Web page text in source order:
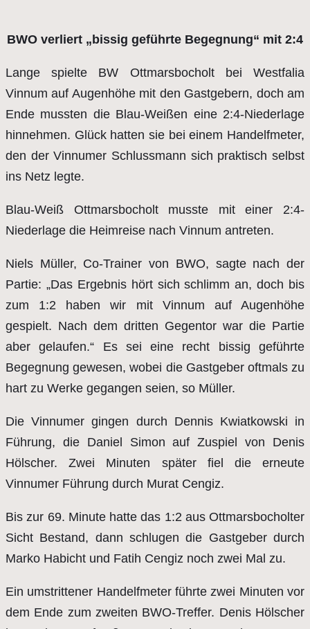
BWO verliert „bissig geführte Begegnung“ mit 2:4
Lange spielte BW Ottmarsbocholt bei Westfalia
Vinnum auf Augenhöhe mit den Gastgebern, doch am
Ende mussten die Blau-Weißen eine 2:4-Niederlage
hinnehmen. Glück hatten sie bei einem Handelfmeter,
den der Vinnumer Schlussmann sich praktisch selbst
ins Netz legte.
Blau-Weiß Ottmarsbocholt musste mit einer 2:4-
Niederlage die Heimreise nach Vinnum antreten.
Niels Müller, Co-Trainer von BWO, sagte nach der
Partie: „Das Ergebnis hört sich schlimm an, doch bis
zum 1:2 haben wir mit Vinnum auf Augenhöhe
gespielt. Nach dem dritten Gegentor war die Partie
aber gelaufen.“ Es sei eine recht bissig geführte
Begegnung gewesen, wobei die Gastgeber oftmals zu
hart zu Werke gegangen seien, so Müller.
Die Vinnumer gingen durch Dennis Kwiatkowski in
Führung, die Daniel Simon auf Zuspiel von Denis
Hölscher. Zwei Minuten später fiel die erneute
Vinnumer Führung durch Murat Cengiz.
Bis zur 69. Minute hatte das 1:2 aus Ottmarsbocholter
Sicht Bestand, dann schlugen die Gastgeber durch
Marko Habicht und Fatih Cengiz noch zwei Mal zu.
Ein umstrittener Handelfmeter führte zwei Minuten vor
dem Ende zum zweiten BWO-Treffer. Denis Hölscher